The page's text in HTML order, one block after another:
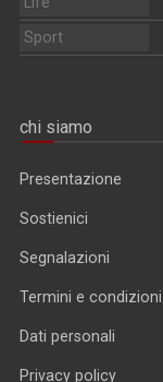
Sport
chi siamo
Presentazione
Sostienici
Segnalazioni
Termini e condizioni
Dati personali
Privacy policy